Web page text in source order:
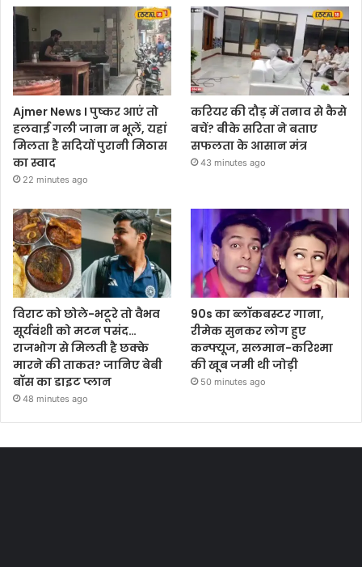
Ajmer News I पुष्कर आएं तो
हलवाई गली जाना न भूलें, यहां
मिलता है सदियों पुरानी मिठास
का स्वाद
22 minutes ago
करियर की दौड़ में तनाव से कैसे
बचें? बीके सरिता ने बताए
सफलता के आसान मंत्र
43 minutes ago
विराट को छोले-भटूरे तो वैभव
सूर्यवंशी को मटन पसंद…
राजभोग से मिलती है छक्के
मारने की ताकत? जानिए बेबी
बॉस का डाइट प्लान
48 minutes ago
90s का ब्लॉकबस्टर गाना,
रीमेक सुनकर लोग हुए
कन्फ्यूज, सलमान-करिश्मा
की खूब जमी थी जोड़ी
50 minutes ago